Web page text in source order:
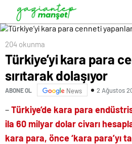
204 okunma
Türkiye’yi kara para
sırıtarak dolaşıyor
ABONE OL News 2 Ağustos
–Türkiye’de kara para
ila 60 milyar dolar civarı
kara para, önce ‘kara para’yı